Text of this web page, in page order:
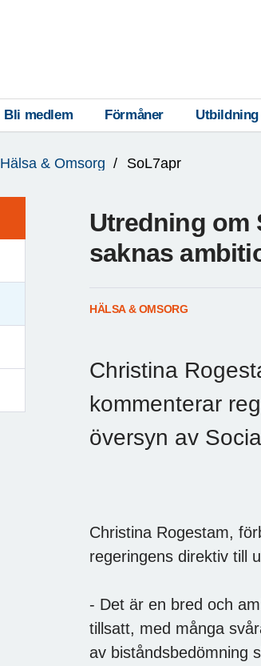
Bli medlem Förmåner
Hälsa & Omsorg SoL7apr
Utredning om
saknas
HÄLSA & OMSORG
Christina
kommenterar
översyn av
Christina Rogestam,
regeringens direktiv till
- Det är en bred och
tillsatt, med många
av biståndsbedömning